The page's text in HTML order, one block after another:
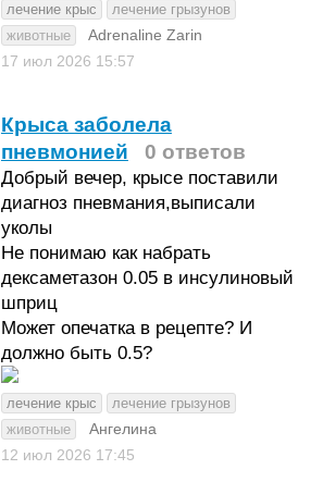
лечение крыс
лечение грызунов
животные
Adrenaline Zarin
17 июл 2026 15:57
Крыса заболела
пневмонией
0 ответов
Добрый вечер, крысе поставили
диагноз пневмания,выписали
уколы
Не понимаю как набрать
дексаметазон 0.05 в инсулиновый
шприц
Может опечатка в рецепте? И
должно быть 0.5?
лечение крыс
лечение грызунов
животные
Ангелина
12 июл 2026 17:45